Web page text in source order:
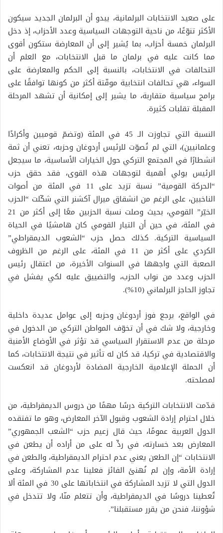
على صعيد الانتخابات البرلمانية، يبدو أن البرلمان الجديد سيكون
الأكثر تنوّعًا، من ناحية التوجهات السياسية وعدد الأحزاب، إذ دخل
البرلمان خمسة أحزاب، بما يُشير إلى أن المعارضة ستكون أقوى
مما كانت عليه في برلمان ما قبل الانتخابات، مع العلم أن
التحالفات في الانتخابات، بالنسبة إلى الحكم والمعارضة على
السواء، هي تحالفات انتخابية موقّتة أكثر من كونها توافقًا على
برامج سياسية متقاربة، ما يشير إلى إمكانية أن تشهد المرحلة
المقبلة تقلبات كثيرة.
النسبة التي تجاوزت الـ 45 في المئة (وتضمّ قوميين وأكرادًا
وعلمانيين)، التي لم تُصوّت للرئيس أردوغان وحزبه، تعني أن ثمة
انشطارًا في المجتمع التركي حول الخيارات الأساسية، ما سيجعل
الرئيس يولي أهمية لتوجهات هذه القوى، فقد حقق حزب
“الحركة القومية” نسبة تزيد على 11 في المئة من أصوات
الناخبين، على الرغم من انشقاق ميرال آكشنر التي شكّلت “الحزب
الخيّر” القومي، بحيث وصلت نسبة الحزبين معًا إلى أكثر من 21
في المئة، في حين أن التيار القومي كان هامشيًا في الحياة
السياسية التركية. كذلك حصل حزب “الشعوب الديمقراطي”
الكردي على أكثر من 11 في المئة، على الرغم من الظروف
الصعبة التي واجهها في السنوات الأخيرة، من اعتقال رئيس
الحزب وعدد من نواب الحزب، والتضييق عليه لكي يفشل في
تجاوز الحاجز البرلماني (10%).
في الواقع، يرجع فوز أردوغان وحزبه إلى عوامل عديدة داخلية
وخارجية، ولا شك في أن تخوّف المواطن التركي من الدخول في
مرحلة من عدم الاستقرار السياسي قد تؤثر في الأوضاع الأمنية
والاقتصادية في تركيا، قد كان له تأثير في نتيجة الانتخابات، كما
أن الحملة الإعلامية الخارجية المضادة لأردوغان قد انعكست
لمصلحته.
قدّمت الانتخابات التركية درسًا مهمًا من دروس الديمقراطية، من
خلال احترام إرادة الشعوب وقبول الآخر المعارض، وهو ما تفتقده
الدول العربية عمومًا، حيث قال زعيم حزب “الشعب الجمهوري”
المعارض بعد خسارته، في ردٍّ له على من أراده أن يطعن في
الانتخابات “إن الطعن يعني عدم احترام الديمقراطية، والطعن في
إرادة الأمة، وإن لم نُهنئ الفائز فعلينا عدم المشاركة، وعلى
الدول التي لا تزيد المشاركة في انتخاباتها على 30 في المئة ألا
تُعطينا دروسًا في الديمقراطية، وأن تتعلم منّا، ولا تتدخل في
شؤوننا، فنحن من يقرر مستقبلنا”.